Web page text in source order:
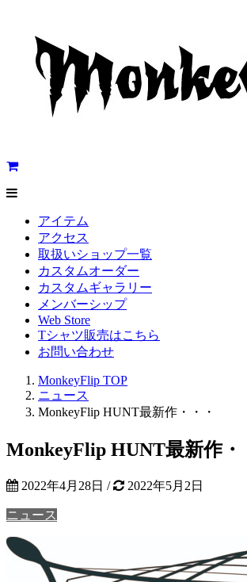
アイテム
アクセス
取扱いショップ一覧
カスタムオーダー
カスタムギャラリー
メンバーシップ
Web Store
Tシャツ販売はこちら
お問い合わせ
MonkeyFlip TOP
ニュース
MonkeyFlip HUNT最新作・・・
MonkeyFlip HUNT最新作・
2022年4月28日 / 2022年5月2日
ニュース